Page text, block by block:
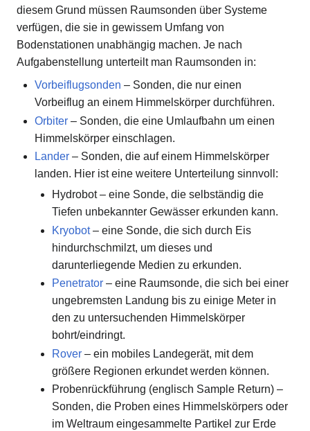
diesem Grund müssen Raumsonden über Systeme
verfügen, die sie in gewissem Umfang von
Bodenstationen unabhängig machen. Je nach
Aufgabenstellung unterteilt man Raumsonden in:
Vorbeiflugsonden – Sonden, die nur einen
Vorbeiflug an einem Himmelskörper durchführen.
Orbiter– Sonden, die eine Umlaufbahn um einen
Himmelskörper einschlagen.
Lander– Sonden, die auf einem Himmelskörper
landen. Hier ist eine weitere Unterteilung sinnvoll:
Hydrobot – eine Sonde, die selbständig die
Tiefen unbekannter Gewässer erkunden kann.
Kryobot– eine Sonde, die sich durch Eis
hindurchschmilzt, um dieses und
darunterliegende Medien zu erkunden.
Penetrator – eine Raumsonde, die sich bei einer
ungebremsten Landung bis zu einige Meter in
den zu untersuchenden Himmelskörper
bohrt/eindringt.
Rover – ein mobiles Landegerät, mit dem
größere Regionen erkundet werden können.
Probenrückführung (englisch Sample Return) –
Sonden, die Proben eines Himmelskörpers oder
im Weltraum eingesammelte Partikel zur Erde